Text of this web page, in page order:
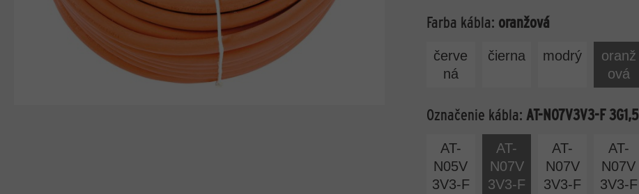
Farba kábla: oranžová
červe
ná
čierna modrý
oranž
ová
Označenie kábla: AT-N07V3V3-F 3G1,5
AT-
N05V
3V3-F
AT-
N07V
3V3-F
AT-
N07V
3V3-F
AT-
N07V
3V3-F